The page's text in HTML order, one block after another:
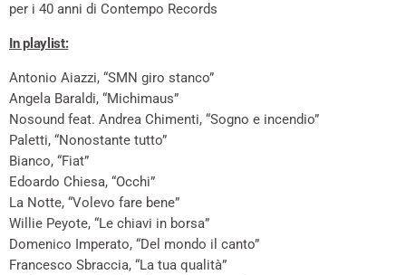
per i 40 anni di Contempo Records
In playlist:
Antonio Aiazzi, “SMN giro stanco”
Angela Baraldi, “Michimaus”
Nosound feat. Andrea Chimenti, “Sogno e incendio”
Paletti, “Nonostante tutto”
Bianco, “Fiat”
Edoardo Chiesa, “Occhi”
La Notte, “Volevo fare bene”
Willie Peyote, “Le chiavi in borsa”
Domenico Imperato, “Del mondo il canto”
Francesco Sbraccia, “La tua qualità”